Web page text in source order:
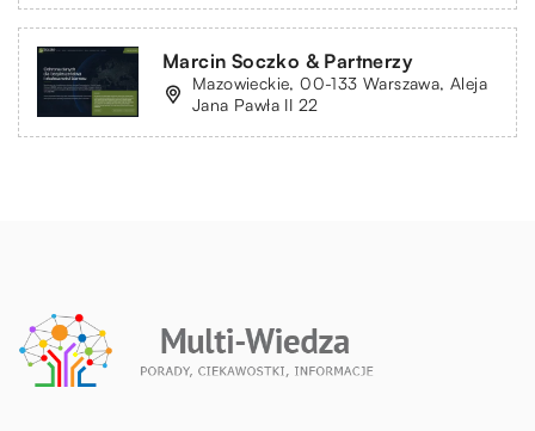
Marcin Soczko & Partnerzy
Mazowieckie, 00-133 Warszawa, Aleja
Jana Pawła II 22